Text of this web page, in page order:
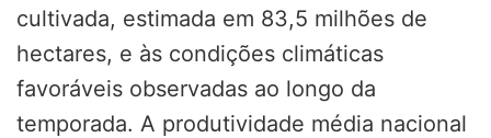
cultivada, estimada em 83,5 milhões de
hectares, e às condições climáticas
favoráveis observadas ao longo da
temporada. A produtividade média nacional